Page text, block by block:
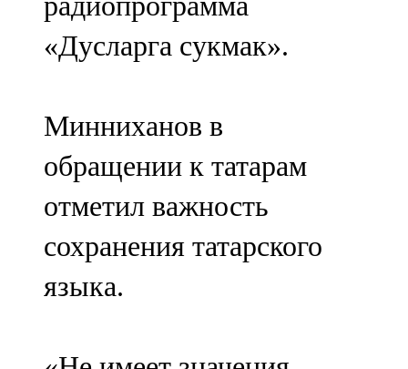
«Дусларга сукмак».
Минниханов в
обращении к татарам
отметил важность
сохранения татарского
языка.